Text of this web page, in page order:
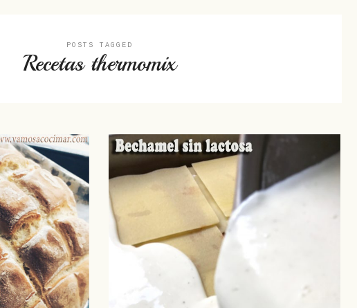
POSTS TAGGED
Recetas thermomix